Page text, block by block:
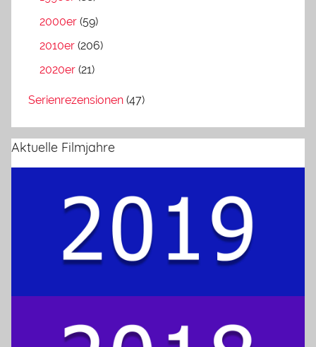
2000er (59)
2010er (206)
2020er (21)
Serienrezensionen (47)
Aktuelle Filmjahre